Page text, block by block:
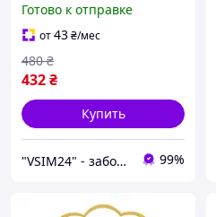
Готово к отправке
от43₴/мес
432₴
480 ₴
Купить
"VSIM24" - забота о близких в каждом доме! 99%